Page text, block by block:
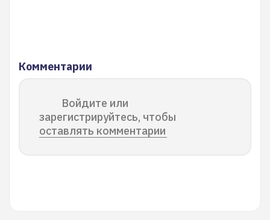
Комментарии
Войдите или
зарегистрируйтесь, чтобы
оставлять комментарии